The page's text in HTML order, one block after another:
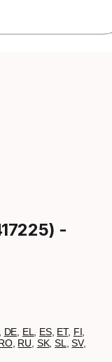
-
DE EL ES, ET, FI
, RU SK,SL ,SV,